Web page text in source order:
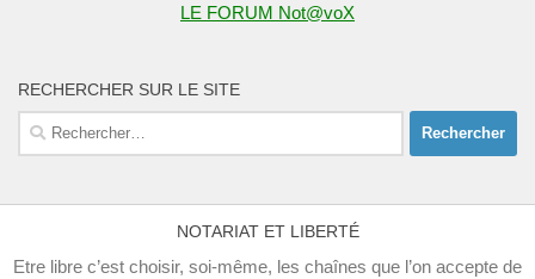
LE FORUM Not@voX
RECHERCHER SUR LE SITE
Rechercher :
NOTARIAT ET LIBERTÉ
Etre libre c’est choisir, soi-même, les chaînes que l’on accepte de